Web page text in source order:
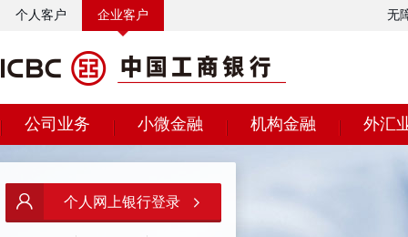
个人客户 企业客户 无
公司业务 小微金融 机构金融 外汇
个人网上银行登录